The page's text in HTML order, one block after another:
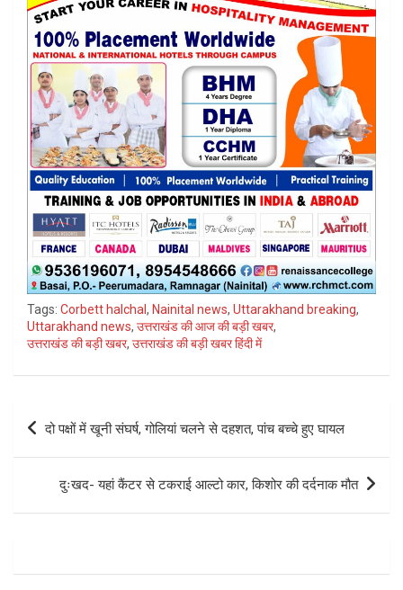
Tags: Corbett halchal , Nainital news, Uttarakhand breaking,
Uttarakhand news, उत्तराखंड की आज की बड़ी खबर,
उत्तराखंड की बड़ी खबर, उत्तराखंड की बड़ी खबर हिंदी में
Post
navigation
दो पक्षों में खूनी संघर्ष, गोलियां चलने से दहशत, पांच बच्चे हुए घायल
दुःखद- यहां कैंटर से टकराई आल्टो कार, किशोर की दर्दनाक मौत